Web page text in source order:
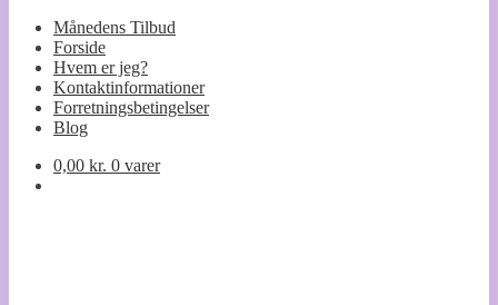
Månedens Tilbud
Forside
Hvem er jeg?
Kontaktinformationer
Forretningsbetingelser
Blog
0,00 kr. 0 varer